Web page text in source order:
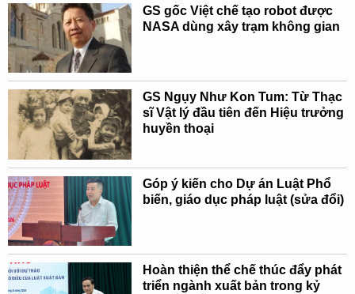
GS gốc Việt chế tạo robot được
NASA dùng xây trạm không gian
GS Ngụy Như Kon Tum: Từ Thạc
sĩ Vật lý đầu tiên đến Hiệu trưởng
huyền thoại
Góp ý kiến cho Dự án Luật Phổ
biến, giáo dục pháp luật (sửa đổi)
Hoàn thiện thể chế thúc đẩy phát
triển ngành xuất bản trong kỷ